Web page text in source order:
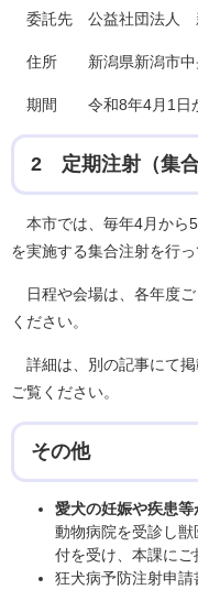
委託先 公益社団法人
住所 新潟県新潟市中
期間 令和8年4月1日か
2 定期注射（集合
本市では、毎年4月から
を実施する集合注射を行っ
日程や会場は、各年度
ください。
詳細は、別の記事にて掲
ご覧ください。
その他
愛犬の妊娠や疾患
動物病院を受診し獣
付を受け、本課にご
狂犬病予防注射申